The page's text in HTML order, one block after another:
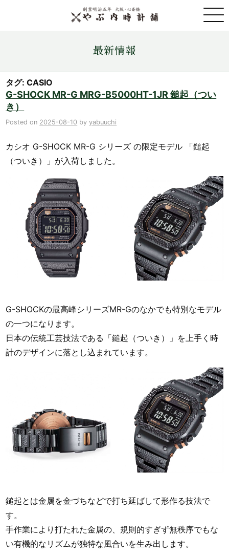
金・プラチナ・コイン売買
店舗情報
最新情報
タグ: CASIO
G-SHOCK MR-G MRG-B5000HT-1JR 鎚起（つい
き）
Posted on 2025-08-10 byyabuuchi
カシオ G-SHOCK MR-G シリーズ の限定モデル 「鎚起
（ついき）」が入荷しました。
G-SHOCKの最高峰シリーズMR-Gのなかでも特別なモデル
の一つになります。
日本の伝統工芸技法である「鎚起（ついき）」を上手く時
計のデザインに落とし込まれています。
鎚起とは金属を金づちなどで打ち延ばして形作る技法で
す。
手作業により打たれた金属の、規則的すぎず無秩序でもな
い有機的なリズムが独特な風合いを生み出します。